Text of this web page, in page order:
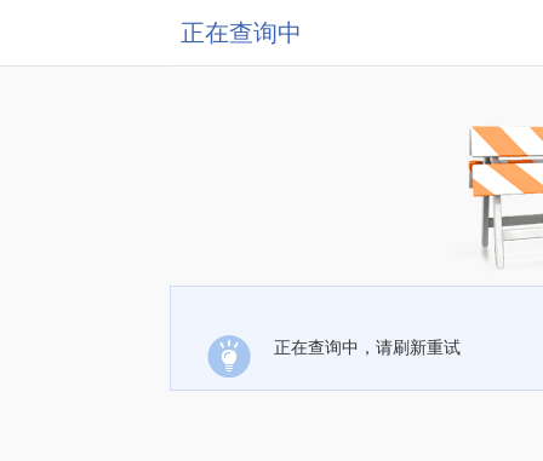
正在查询中
正在查询中，请刷新重试